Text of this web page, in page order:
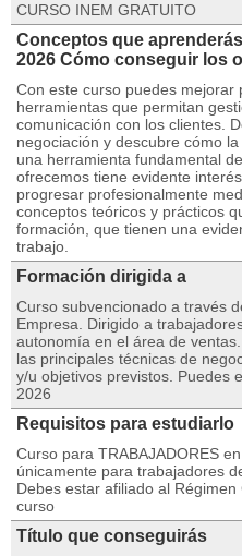
CURSO INEM GRATUITO
Conceptos que
2026 Cómo conseguir los
Con este curso puedes mejorar
herramientas que permitan
comunicación con los clientes.
negociación y descubre cómo
una herramienta fundamental
ofrecemos tiene evidente
progresar profesionalmente
conceptos teóricos y prácticos
formación, que tienen una
trabajo.
Formación dirigida a
Curso subvencionado a través
Empresa. Dirigido a
autonomía en el área de
las principales técnicas de
y/u objetivos previstos. Puedes
2026
Requisitos para estudiarlo
Curso para TRABAJADORES
únicamente para trabajadores
Debes estar afiliado al
curso
Título que conseguirás